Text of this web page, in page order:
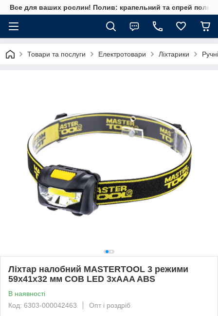
Все для ваших рослин! Полив: крапельний та спрей полив,
Товари та послуги Електротовари Ліхтарики
Ліхтар налобний MASTERTOOL 3 режими
59х41х32 мм COB LED 3xAAA ABS
В наявності
Код: 6303-000042463
Опт і роздріб